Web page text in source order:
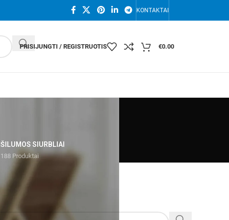
KONTAKTAI
PRISIJUNGTI / REGISTRUOTIS €0.00
ŠILUMOS SIURBLIAI
188 Produktai